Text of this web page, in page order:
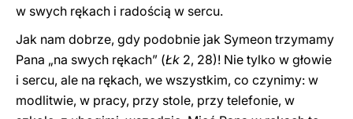
w swych rękach i radością w sercu.
Jak nam dobrze, gdy podobnie jak Symeon trzymamy
Pana „na swych rękach” (Łk 2, 28)! Nie tylko w głowie
i sercu, ale na rękach, we wszystkim, co czynimy: w
modlitwie, w pracy, przy stole, przy telefonie, w